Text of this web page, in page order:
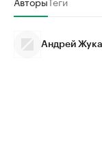
Андрей